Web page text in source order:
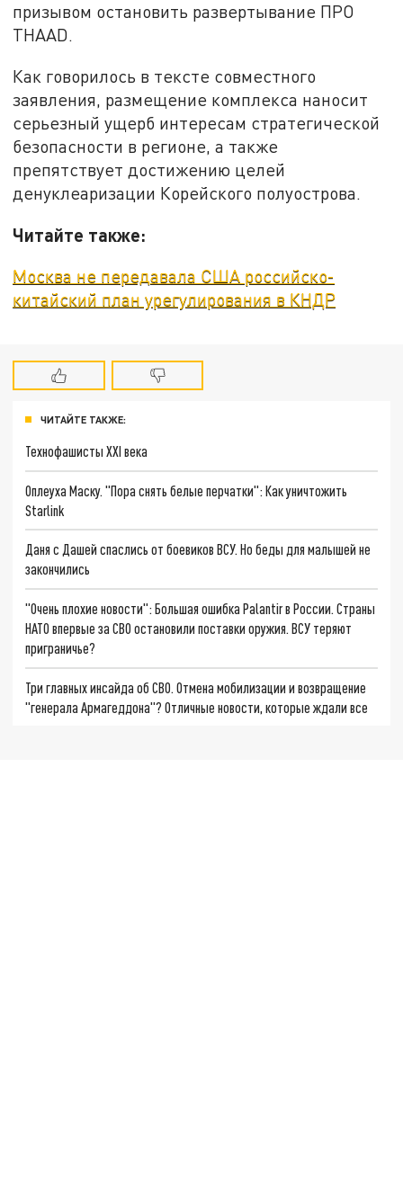
призывом остановить развертывание ПРО
THAAD.
Как говорилось в тексте совместного
заявления, размещение комплекса наносит
серьезный ущерб интересам стратегической
безопасности в регионе, а также
препятствует достижению целей
денуклеаризации Корейского полуострова.
Читайте также:
Москва не передавала США российско-
китайский план урегулирования в КНДР
ЧИТАЙТЕ ТАКЖЕ:
Технофашисты XXI века
Оплеуха Маску. "Пора снять белые перчатки": Как уничтожить
Starlink
Даня с Дашей спаслись от боевиков ВСУ. Но беды для малышей не
закончились
"Очень плохие новости": Большая ошибка Palantir в России. Страны
НАТО впервые за СВО остановили поставки оружия. ВСУ теряют
приграничье?
Три главных инсайда об СВО. Отмена мобилизации и возвращение
"генерала Армагеддона"? Отличные новости, которые ждали все